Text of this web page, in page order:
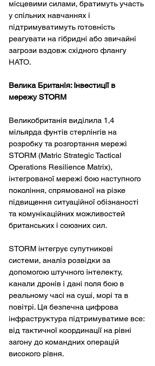
місцевими силами, братимуть участь
у спільних навчаннях і
підтримуватимуть готовність
реагувати на гібридні або звичайні
загрози вздовж східного флангу
НАТО.
Велика Британія: Інвестиції в
мережу STORM
Великобританія виділила 1,4
мільярда фунтів стерлінгів на
розробку та розгортання мережі
STORM (Matric Strategic Tactical
Operations Resilience Matrix),
інтегрованої мережі бою наступного
покоління, спрямованої на різке
підвищення ситуаційної обізнаності
та комунікаційних можливостей
британських і союзних сил.
STORM інтегрує супутникові
системи, аналіз розвідки за
допомогою штучного інтелекту,
канали дронів і дані поля бою в
реальному часі на суші, морі та в
повітрі. Ця безпечна цифрова
інфраструктура підтримуватиме все:
від тактичної координації на рівні
загону до командних операцій
високого рівня.